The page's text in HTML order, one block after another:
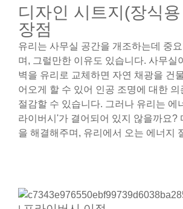
디자인 시트지(장식
장점
유리는 사무실 공간을 개조하는데 중
며, 그럴만한 이유도 있습니다. 사무실
벽을 유리로 교체하면 자연 채광을 건
어오게 할 수 있어 인공 조명에 대한
절감할 수 있습니다. 그러나 유리는 에
라이버시'가 결어되어 있지 않을까요?
을 해결해주며, 유리에서 오는 에너지